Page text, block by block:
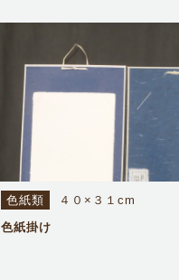
色紙類
４０×３１cm
色紙掛け